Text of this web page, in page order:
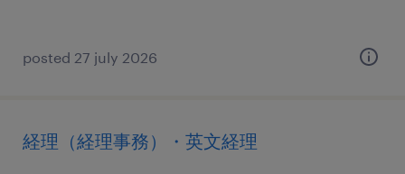
posted 27 july 2026
経理（経理事務）・英文経理